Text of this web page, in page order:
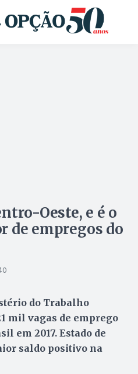
Oeste, e é o
de empregos do
do Trabalho
mil vagas de emprego
em 2017. Estado de
saldo positivo na